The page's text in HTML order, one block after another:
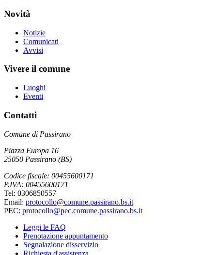
Novità
Notizie
Comunicati
Avvisi
Vivere il comune
Luoghi
Eventi
Contatti
Comune di Passirano
Piazza Europa 16
25050 Passirano (BS)
Codice fiscale: 00455600171
P.IVA: 00455600171
Tel: 0306850557
Email: protocollo@comune.passirano.bs.it
PEC: protocollo@pec.comune.passirano.bs.it
Leggi le FAQ
Prenotazione appuntamento
Segnalazione disservizio
Richiesta d'assistenza